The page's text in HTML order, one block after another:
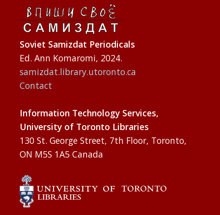
Soviet Samizdat Periodicals
Ed. Ann Komaromi, 2024.
samizdat.library.utoronto.ca
Contact
Information Technology Services,
University of Toronto Libraries
130 St. George Street, 7th Floor, Toronto,
ON M5S 1A5 Canada